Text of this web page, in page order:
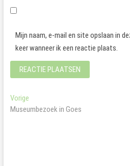
Mijn naam, e-mail en site opslaan in
keer wanneer ik een reactie plaats.
Bericht
navigatie
VorigeVorig
bericht:
Museumbezoek in Goes